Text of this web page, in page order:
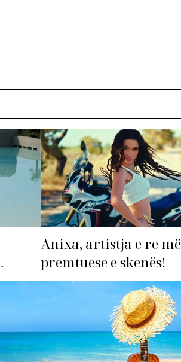
i
Anixa, artistja e re më
premtuese e skenës!